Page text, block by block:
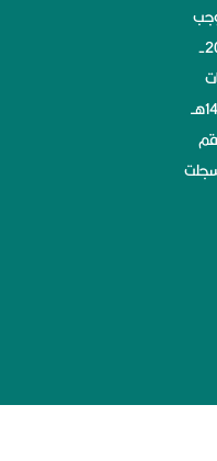
خطاب وزارة الشؤون الإجتماعية رقم 6-72218-ش وتاريخ 20-
الخيرية الصادرة بقرار مجلس الوزراء رقم 107وتاريخ 25-6-1410هــ
وسجلت